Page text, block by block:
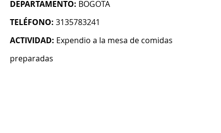
DEPARTAMENTO: BOGOTA
TELÉFONO: 3135783241
ACTIVIDAD: Expendio a la mesa de comidas
preparadas